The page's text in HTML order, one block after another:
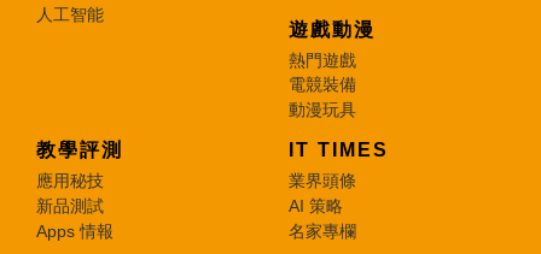
人工智能
遊戲動漫
熱門遊戲
電競裝備
動漫玩具
教學評測
應用秘技
新品測試
Apps 情報
IT TIMES
業界頭條
AI 策略
名家專欄